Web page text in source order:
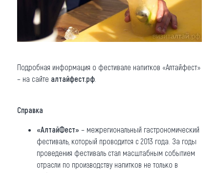
Подробная информация о фестивале напитков «Алтайфест»
– на сайте алтайфест.рф
Справка
«АлтайФест» – межрегиональный гастрономический
фестиваль, который проводится с 2013 года. За годы
проведения фестиваль стал масштабным событием
отрасли по производству напитков не только в